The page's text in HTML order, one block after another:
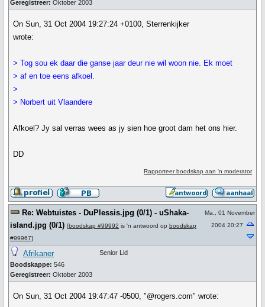
Geregistreer: Oktober 2003
On Sun, 31 Oct 2004 19:27:24 +0100, Sterrenkijker
wrote:
> Tog sou ek daar die ganse jaar deur nie wil woon nie. Ek moet
> af en toe eens afkoel.
>
> Norbert uit Vlaandere
Afkoel? Jy sal verras wees as jy sien hoe groot dam het ons hier.
DD
Rapporteer boodskap aan 'n moderator
Re: Webtuistes - DuPlessis.jpg (0/1) - uShaka-
island.jpg (0/1) [boodskap #99992 is 'n antwoord op boodskap
#99967]
Ma., 01 November
2004 20:27
Afrikaner
Boodskappe: 546
Geregistreer: Oktober 2003
Senior Lid
On Sun, 31 Oct 2004 19:47:47 -0500, "@rogers.com" wrote: